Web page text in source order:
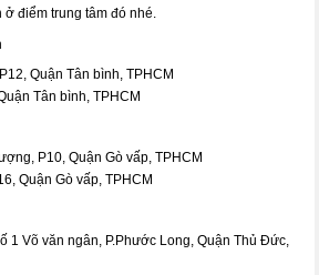
điểm trung tâm đó nhé.
Quận Tân bình, TPHCM
Tân bình, TPHCM
P10, Quận Gò vấp, TPHCM
Quận Gò vấp, TPHCM
1 Võ văn ngân, P.Phước Long, Quận Thủ Đức,